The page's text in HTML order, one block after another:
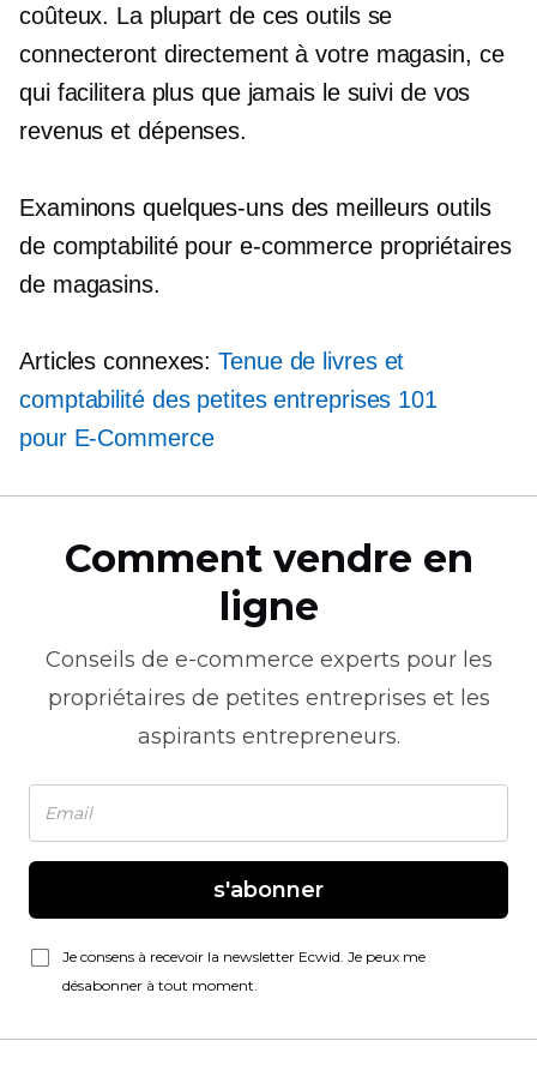
coûteux. La plupart de ces outils se
connecteront directement à votre magasin, ce
qui facilitera plus que jamais le suivi de vos
revenus et dépenses.
Examinons quelques-uns des meilleurs outils
de comptabilité pour e-commercepropriétaires
de magasins.
Articles connexes:Tenue de livres et
comptabilité des petites entreprises 101
pour E-Commerce
Comment vendre en
ligne
Conseils de e-commerce experts pour les
propriétaires de petites entreprises et les
aspirants entrepreneurs.
s'abonner
Je consens à recevoir la newsletter Ecwid. Je peux me
désabonner à tout moment.